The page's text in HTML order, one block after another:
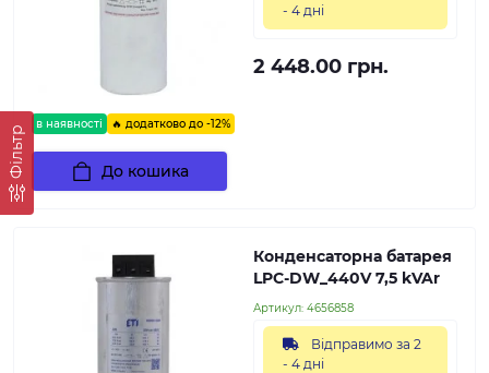
Фільтр
в наявності 🔥 додатково до -12%
- 4 дні
2 448.00 грн.
До кошика
Конденсаторна батарея
LPC-DW_440V 7,5 kVAr
Артикул: 4656858
Відправимо за 2
- 4 дні